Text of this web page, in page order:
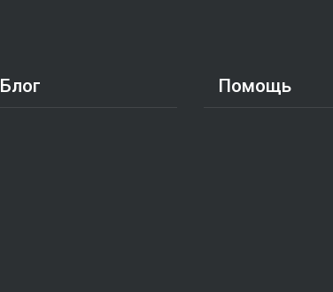
Блог Помощь